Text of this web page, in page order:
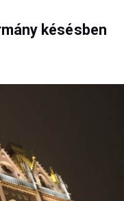
késésben